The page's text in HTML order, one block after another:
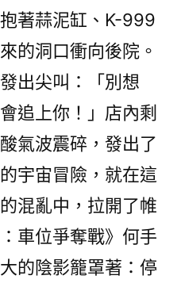
著蒜泥缸、K-999
的洞口衝向後院。
出尖叫：「別想
追上你！」店內剩
氣波震碎，發出了
宇宙冒險，就在這
混亂中，拉開了帷
車位爭奪戰》何手
的陰影籠罩著：停